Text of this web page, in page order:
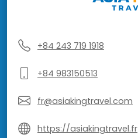
+84 243 719 1918
+84 983150513
fr@asiakingtravel.com
https://asiakingtravel.fr